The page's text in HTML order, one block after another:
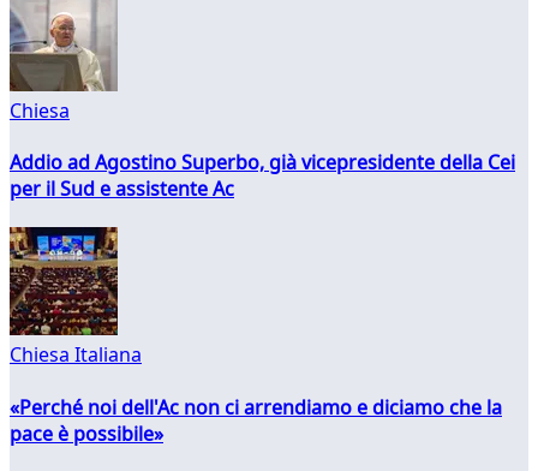
Chiesa
Addio ad Agostino Superbo, già vicepresidente della Cei
per il Sud e assistente Ac
Chiesa Italiana
«Perché noi dell'Ac non ci arrendiamo e diciamo che la
pace è possibile»